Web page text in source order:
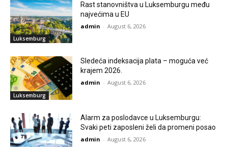
Luksemburg
Rast stanovništva u Luksemburgu među
najvećima u EU
admin - August 6, 2026
Luksemburg
Sledeća indeksacija plata – moguća već
krajem 2026.
admin - August 6, 2026
Alarm za poslodavce u Luksemburgu:
Svaki peti zaposleni želi da promeni posao
admin - August 6, 2026